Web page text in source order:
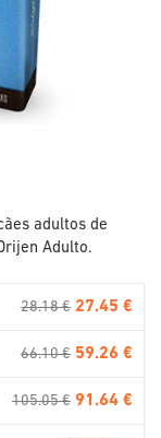
adultos de
Adulto.
28.18 € 27.45 €
66.10 € 59.26 €
105.05 € 91.64 €